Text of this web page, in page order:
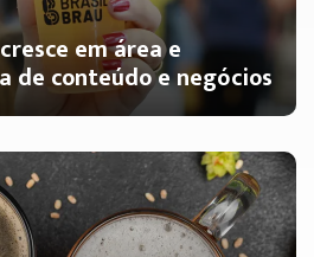
em área e
de conteúdo e negócios